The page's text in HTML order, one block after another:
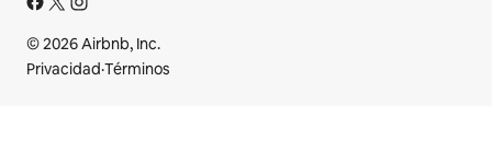
© 2026 Airbnb, Inc.
Privacidad·Términos